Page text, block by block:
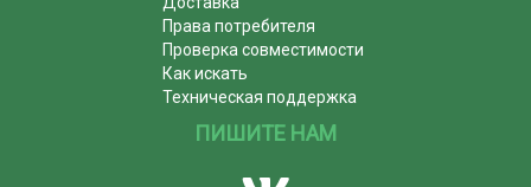
Права потребителя
Проверка совместимости
Как искать
Техническая поддержка
ПИШИТЕ НАМ